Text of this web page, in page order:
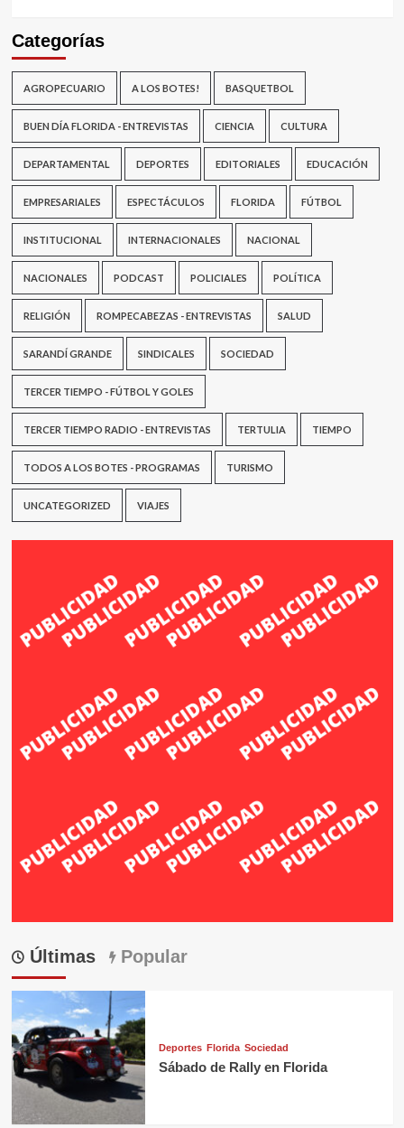
Categorías
AGROPECUARIO A LOS BOTES! BASQUETBOL
BUEN DÍA FLORIDA - ENTREVISTAS CIENCIA CULTURA
DEPARTAMENTAL DEPORTES EDITORIALES EDUCACIÓN
EMPRESARIALES ESPECTÁCULOS FLORIDA FÚTBOL
INSTITUCIONAL INTERNACIONALES NACIONAL
NACIONALES PODCAST POLICIALES POLÍTICA
RELIGIÓN ROMPECABEZAS - ENTREVISTAS SALUD
SARANDÍ GRANDE SINDICALES SOCIEDAD
TERCER TIEMPO - FÚTBOL Y GOLES
TERCER TIEMPO RADIO - ENTREVISTAS TERTULIA TIEMPO
TODOS A LOS BOTES - PROGRAMAS TURISMO
UNCATEGORIZED VIAJES
Últimas Popular
Deportes Florida Sociedad
Sábado de Rally en Florida